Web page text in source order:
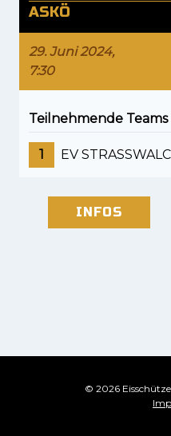
ASKÖ
29. Juni 2024,
7:30
Teilnehmende Teams
1 EV
INFOS
© 2026